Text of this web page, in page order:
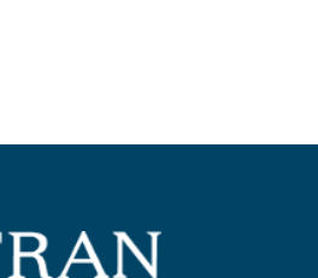
trapezoidal
Sprint 125